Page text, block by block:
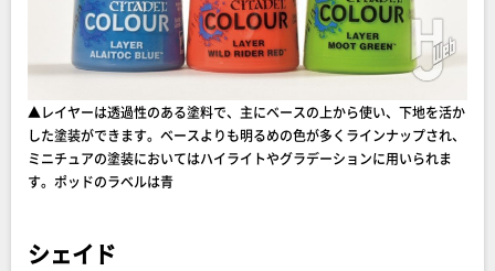
▲レイヤーは透過性のある塗料で、主にベースの上から使い、下地を活か
した塗装ができます。ベースよりも明るめの色が多くラインナップされ、
ミニチュアの塗装においてはハイライトやグラデーションに用いられま
す。ポッドのラベルは青
シェイド